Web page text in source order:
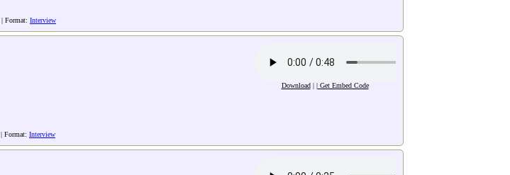
| Format: Interview
Download| |Get Embed Code
| Format: Interview